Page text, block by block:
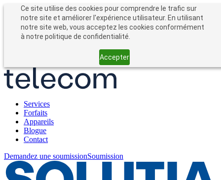
Ce site utilise des cookies pour comprendre le trafic sur
notre site et améliorer l'expérience utilisateur. En utilisant
notre site web, vous acceptez les cookies conformément
à notre politique de confidentialité.
Accepter
EntreprisesParticuliers
Forfait entreprise
Services
Forfaits
Appareils
Blogue
Contact
Demandez une soumissionSoumission